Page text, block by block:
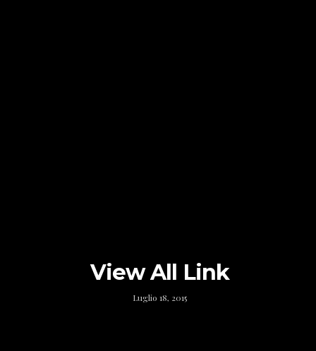
View All Link
Luglio 18, 2015